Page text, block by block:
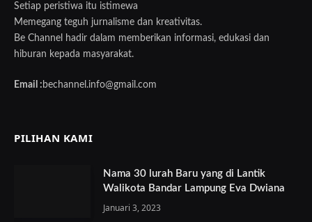
Setiap peristiwa itu istimewa
Memegang teguh jurnalisme dan kreativitas.
Be Channel hadir dalam memberikan informasi, edukasi dan
hiburan kepada masyarakat.
Email : bechannel.info@gmail.com
PILIHAN KAMI
Nama 30 lurah Baru yang di Lantik
Walikota Bandar Lampung Eva Dwiana
Januari 3, 2023